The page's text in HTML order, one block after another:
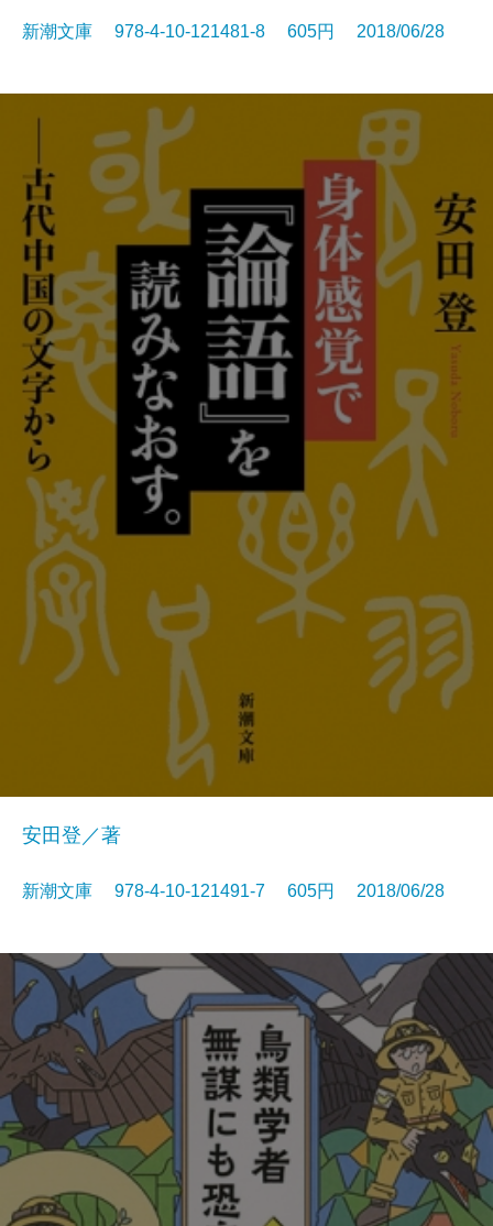
新潮文庫 978-4-10-121481-8 605円 2018/06/28
安田登／著
新潮文庫 978-4-10-121491-7 605円 2018/06/28